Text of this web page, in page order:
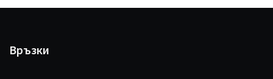
Връзки